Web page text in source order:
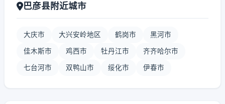
巴彦县附近城市
大庆市 大兴安岭地区 鹤岗市 黑河市
佳木斯市 鸡西市 牡丹江市 齐齐哈尔市
七台河市 双鸭山市 绥化市 伊春市